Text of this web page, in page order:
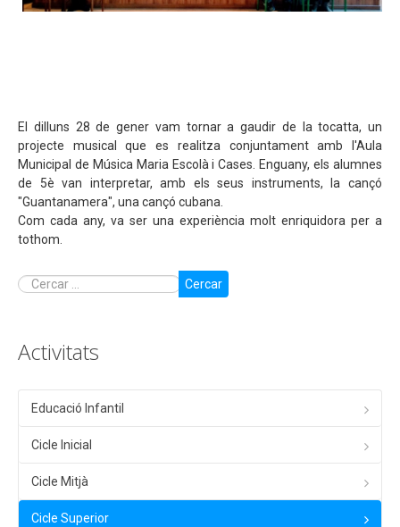
El dilluns 28 de gener vam tornar a gaudir de la tocatta, un
projecte musical que es realitza conjuntament amb l'Aula
Municipal de Música Maria Escolà i Cases. Enguany, els alumnes
de 5è van interpretar, amb els seus instruments, la cançó
"Guantanamera", una cançó cubana.
Com cada any, va ser una experiència molt enriquidora per a
tothom.
Cercar
Activitats
Educació Infantil
Cicle Inicial
Cicle Mitjà
Cicle Superior